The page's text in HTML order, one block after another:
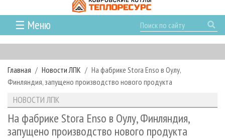
☰ Меню
ГЛАВНАЯ
РУБРИКИ И ТЕМЫ
РУБРИКИ ЖУРНАЛА
ЛЕСОЗАГОТОВКА
ЛЕСОПИЛЕНИЕ
НОВОСТИ
НОВОСТИ ЛПК
НОВОСТИ ЖУРНАЛА
ПРОЕКТЫ ЛПИ
АНАЛИТИКА
ПРЕДПРИЯТИЯ ЛПК
АРХИВ
АРХИВ ЖУРНАЛОВ
О ЖУРНАЛЕ
Главная Новости ЛПК
На фабрике Stora Enso в Оулу,
Финляндия, запущено производство нового продукта
НОВОСТИ ЛПК
На фабрике Stora Enso в Оулу, Финляндия,
запущено производство нового продукта